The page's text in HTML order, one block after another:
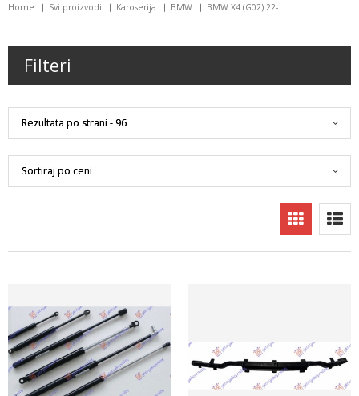
Home Svi proizvodi Karoserija BMW BMW X4 (G02) 22-
Filteri